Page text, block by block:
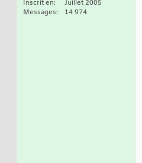
Inscrit en
Juillet 2005
Messages
14 974